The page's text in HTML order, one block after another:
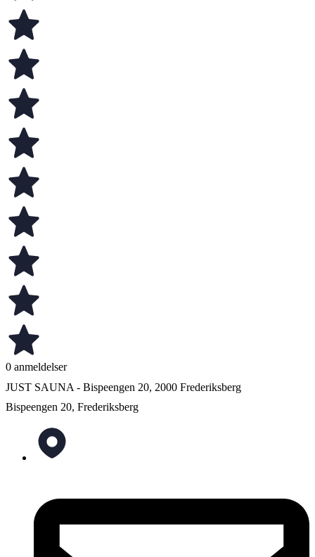
0 anmeldelser
JUST SAUNA - Bispeengen 20, 2000 Frederiksberg
Bispeengen 20, Frederiksberg